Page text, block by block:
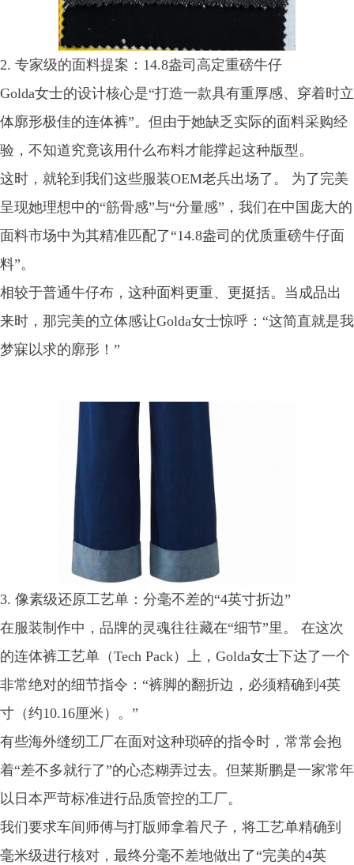
2. 专家级的面料提案：14.8盎司高定重磅牛仔
Golda女士的设计核心是“打造一款具有重厚感、穿着时立
体廓形极佳的连体裤”。但由于她缺乏实际的面料采购经
验，不知道究竟该用什么布料才能撑起这种版型。
这时，就轮到我们这些服装OEM老兵出场了。 为了完美
呈现她理想中的“筋骨感”与“分量感”，我们在中国庞大的
面料市场中为其精准匹配了“14.8盎司的优质重磅牛仔面
料”。
相较于普通牛仔布，这种面料更重、更挺括。当成品出
来时，那完美的立体感让Golda女士惊呼：“这简直就是我
梦寐以求的廓形！”
3. 像素级还原工艺单：分毫不差的“4英寸折边”
在服装制作中，品牌的灵魂往往藏在“细节”里。 在这次
的连体裤工艺单（Tech Pack）上，Golda女士下达了一个
非常绝对的细节指令：“裤脚的翻折边，必须精确到4英
寸（约10.16厘米）。”
有些海外缝纫工厂在面对这种琐碎的指令时，常常会抱
着“差不多就行了”的心态糊弄过去。但莱斯鹏是一家常年
以日本严苛标准进行品质管控的工厂。
我们要求车间师傅与打版师拿着尺子，将工艺单精确到
毫米级进行核对，最终分毫不差地做出了“完美的4英